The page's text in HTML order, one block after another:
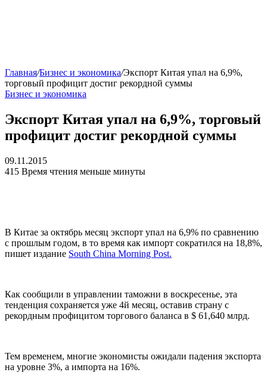
Главная/Бизнес и экономика/Экспорт Китая упал на 6,9%,
торговый профицит достиг рекордной суммы
Бизнес и экономика
Экспорт Китая упал на 6,9%, торговый
профицит достиг рекордной суммы
09.11.2015
415 Время чтения меньше минуты
В Китае за октябрь месяц экспорт упал на 6,9% по сравнению
с прошлым годом, в то время как импорт сократился на 18,8%,
пишет издание South China Morning Post.
Как сообщили в управлении таможни в воскресенье, эта
тенденция сохраняется уже 4й месяц, оставив страну с
рекордным профицитом торгового баланса в $ 61,640 млрд.
Тем временем, многие экономисты ожидали падения экспорта
на уровне 3%, а импорта на 16%.